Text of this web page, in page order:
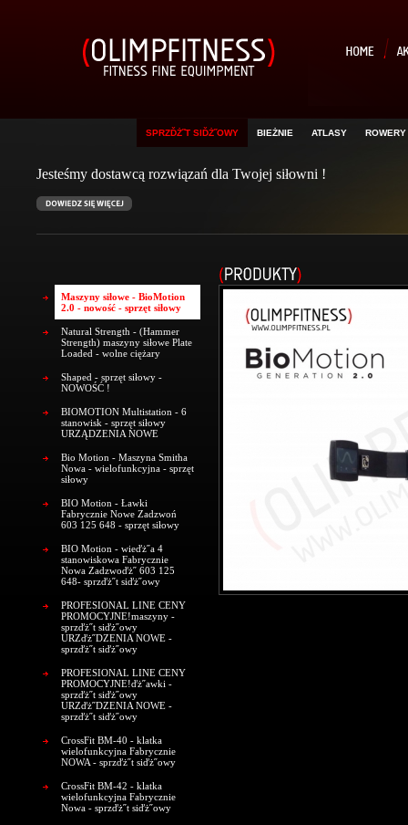
SPRZĎŻ˝T SIĎŻ˝OWY BIEŻNIE ATLASY ROWERY
Jesteśmy dostawcą rozwiązań dla Twojej siłowni !
Maszyny siłowe - BioMotion
2.0 - nowość - sprzęt siłowy
Natural Strength - (Hammer
Strength) maszyny siłowe Plate
Loaded - wolne ciężary
Shaped - sprzęt siłowy -
NOWOŚĆ !
BIOMOTION Multistation - 6
stanowisk - sprzęt siłowy
URZĄDZENIA NOWE
Bio Motion - Maszyna Smitha
Nowa - wielofunkcyjna - sprzęt
siłowy
BIO Motion - Ławki
Fabrycznie Nowe Zadzwoń
603 125 648 - sprzęt siłowy
BIO Motion - wieďż˝a 4
stanowiskowa Fabrycznie
Nowa Zadzwoďż˝ 603 125
648- sprzďż˝t siďż˝owy
PROFESIONAL LINE CENY
PROMOCYJNE!maszyny -
sprzďż˝t siďż˝owy
URZďż˝DZENIA NOWE -
sprzďż˝t siďż˝owy
PROFESIONAL LINE CENY
PROMOCYJNE!ďż˝awki -
sprzďż˝t siďż˝owy
URZďż˝DZENIA NOWE -
sprzďż˝t siďż˝owy
CrossFit BM-40 - klatka
wielofunkcyjna Fabrycznie
NOWA - sprzďż˝t siďż˝owy
CrossFit BM-42 - klatka
wielofunkcyjna Fabrycznie
Nowa - sprzďż˝t siďż˝owy